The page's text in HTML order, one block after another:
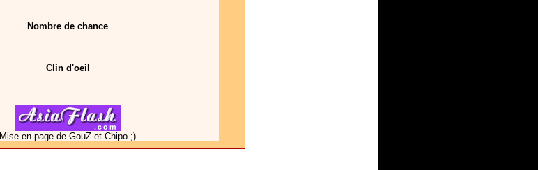
Nombre de chance
Clin d'oeil
Mise en page de GouZ et Chipo ;)